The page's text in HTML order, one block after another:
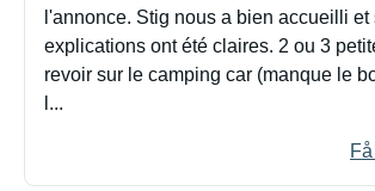
l'annonce. Stig nous a bien accueilli et
explications ont été claires. 2 ou 3
revoir sur le camping car (manque le
l...